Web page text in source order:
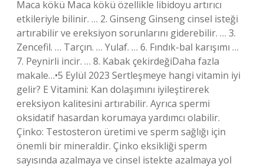
Maca kökü Maca kökü özellikle libidoyu artırıcı
etkileriyle bilinir. … 2. Ginseng Ginseng cinsel isteği
artırabilir ve ereksiyon sorunlarını giderebilir. … 3.
Zencefil. … Tarçın. … Yulaf. … 6. Fındık-bal karışımı …
7. Peynirli incir. … 8. Kabak çekirdeğiDaha fazla
makale…•5 Eylül 2023 Sertleşmeye hangi vitamin iyi
gelir? E Vitamini: Kan dolaşımını iyileştirerek
ereksiyon kalitesini artırabilir. Ayrıca spermi
oksidatif hasardan korumaya yardımcı olabilir.
Çinko: Testosteron üretimi ve sperm sağlığı için
önemli bir mineraldir. Çinko eksikliği sperm
sayısında azalmaya ve cinsel istekte azalmaya yol